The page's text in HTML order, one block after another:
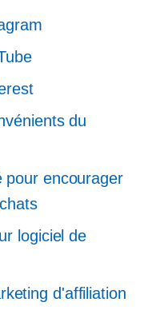
du
pour encourager
logiciel de
d'affiliation